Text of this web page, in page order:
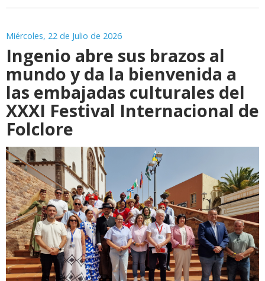
Miércoles, 22 de Julio de 2026
Ingenio abre sus brazos al
mundo y da la bienvenida a
las embajadas culturales del
XXXI Festival Internacional de
Folclore